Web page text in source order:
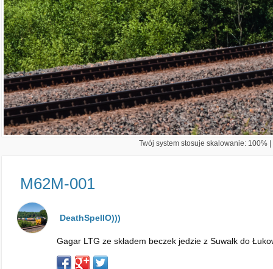
Twój system stosuje skalowanie: 100%
M62M-001
DeathSpellO)))
Gagar LTG ze składem beczek jedzie z Suwałk do